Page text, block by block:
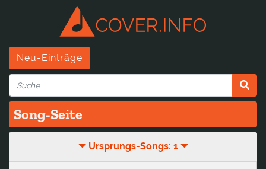
Neu-Einträge
Song-Seite
Ursprungs-Songs: 1